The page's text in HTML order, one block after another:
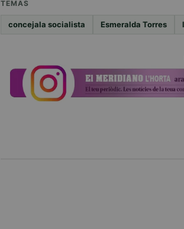
TEMAS
concejala socialista Esmeralda Torres